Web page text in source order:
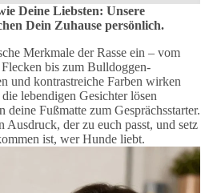
Deine Liebsten: Unsere
Dein Zuhause persönlich.
Merkmale der Rasse ein – vom
bis zum Bulldoggen-
und kontrastreiche Farben wirken
lebendigen Gesichter lösen
deine Fußmatte zum Gesprächsstarter.
Ausdruck, der zu euch passt, und setz
ist, wer Hunde liebt.